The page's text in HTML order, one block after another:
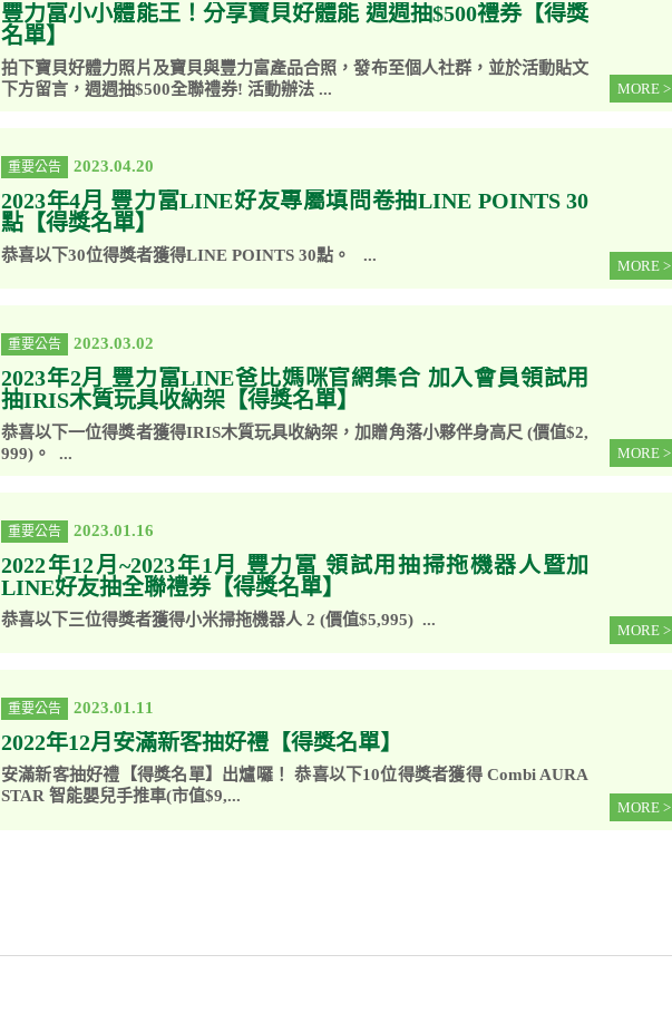
豐力富小小體能王！分享寶貝好體能 週週抽$500禮券【得獎
名單】
拍下寶貝好體力照片及寶貝與豐力富產品合照，發布至個人社群，並於活動貼文
下方留言，週週抽$500全聯禮券! 活動辦法 ...
MORE >
重要公告 2023.04.20
2023年4月 豐力富LINE好友專屬填問卷抽LINE POINTS 30
點【得獎名單】
恭喜以下30位得獎者獲得LINE POINTS 30點。 ...
MORE >
重要公告 2023.03.02
2023年2月 豐力富LINE爸比媽咪官網集合 加入會員領試用
抽IRIS木質玩具收納架【得獎名單】
恭喜以下一位得獎者獲得IRIS木質玩具收納架，加贈角落小夥伴身高尺 (價值$2,
999)。 ...
MORE >
重要公告 2023.01.16
2022年12月~2023年1月 豐力富 領試用抽掃拖機器人暨加
LINE好友抽全聯禮券【得獎名單】
恭喜以下三位得獎者獲得小米掃拖機器人 2 (價值$5,995) ...
MORE >
重要公告 2023.01.11
2022年12月安滿新客抽好禮【得獎名單】
安滿新客抽好禮【得獎名單】出爐囉！ 恭喜以下10位得獎者獲得 Combi AURA
STAR 智能嬰兒手推車(市值$9,...
MORE >